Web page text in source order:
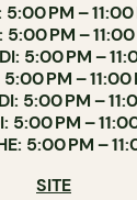
5:00 PM – 11:00
5:00 PM – 11:00
5:00 PM –
5:00 PM – 11:00
5:00 PM –
5:00 PM –
5:00 PM –
SITE